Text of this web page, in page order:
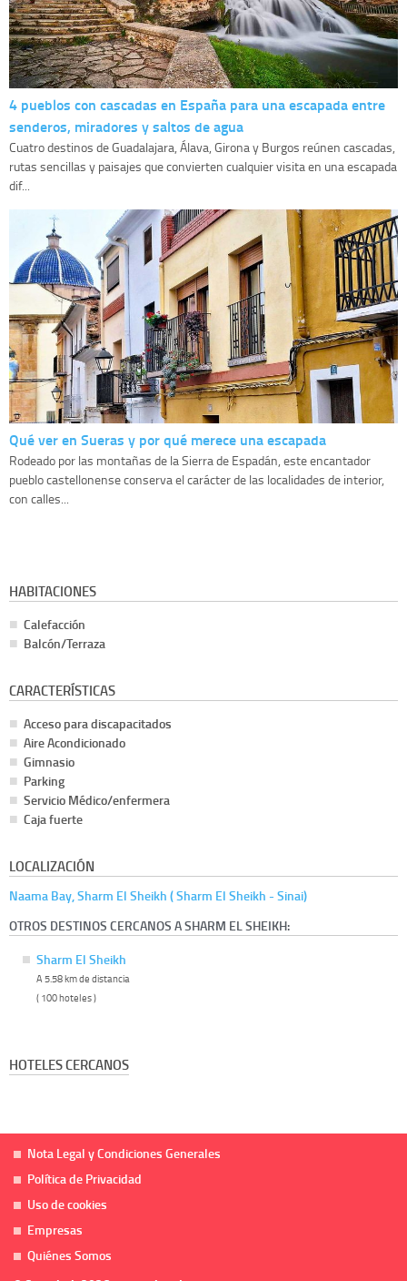
4 pueblos con cascadas en España para una escapada entre
senderos, miradores y saltos de agua
Cuatro destinos de Guadalajara, Álava, Girona y Burgos reúnen cascadas,
rutas sencillas y paisajes que convierten cualquier visita en una escapada
dif...
Qué ver en Sueras y por qué merece una escapada
Rodeado por las montañas de la Sierra de Espadán, este encantador
pueblo castellonense conserva el carácter de las localidades de interior,
con calles...
HABITACIONES
Calefacción
Balcón/Terraza
CARACTERÍSTICAS
Acceso para discapacitados
Aire Acondicionado
Gimnasio
Parking
Servicio Médico/enfermera
Caja fuerte
LOCALIZACIÓN
Naama Bay, Sharm El Sheikh ( Sharm El Sheikh - Sinai)
OTROS DESTINOS CERCANOS A SHARM EL SHEIKH:
Sharm El Sheikh
A 5.58 km de distancia
( 100 hoteles )
HOTELES CERCANOS
Nota Legal y Condiciones Generales
Política de Privacidad
Uso de cookies
Empresas
Quiénes Somos